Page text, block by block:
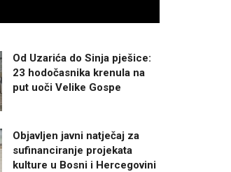
Od Uzarića do Sinja pješice:
23 hodočasnika krenula na
put uoči Velike Gospe
Objavljen javni natječaj za
sufinanciranje projekata
kulture u Bosni i Hercegovini